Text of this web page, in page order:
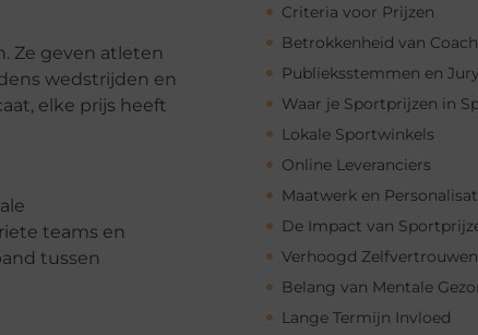
Ze geven atleten
wedstrijden en
elke prijs heeft
teams en
tussen
Criteria voor Prijzen
Betrokkenheid van
Publieksstemmen en
Lokale Sportwinkels
Online Leveranciers
Maatwerk en
De Impact van
Verhoogd
Belang van Mentale
Lange Termijn Invloed